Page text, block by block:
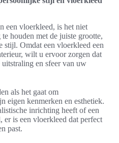
een vloerkleed, is het niet
houden met de juiste grootte,
stijl. Omdat een vloerkleed een
wilt u ervoor zorgen dat
uitstraling en sfeer van uw
als het gaat om
eigen kenmerken en esthetiek.
inrichting heeft of een
er is een vloerkleed dat perfect
past.